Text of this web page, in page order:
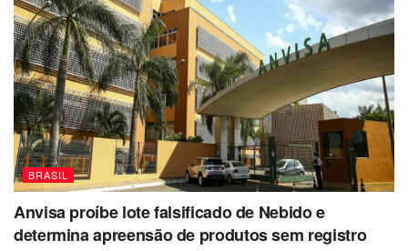
BRASIL
Anvisa proíbe lote falsificado de Nebido e
determina apreensão de produtos sem registro